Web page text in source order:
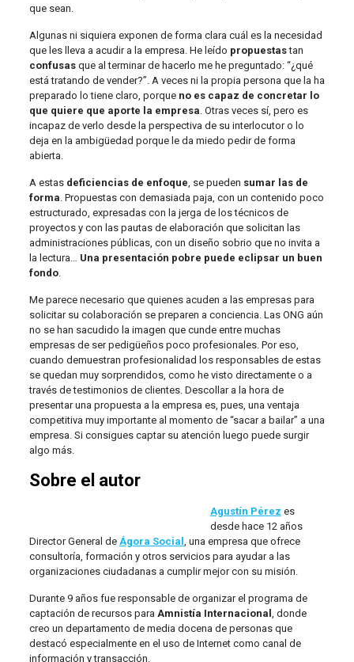
que sean.
Algunas ni siquiera exponen de forma clara cuál es la necesidad
que les lleva a acudir a la empresa. He leído propuestastan
confusasque al terminar de hacerlo me he preguntado: “¿qué
está tratando de vender?”. A veces ni la propia persona que la ha
preparado lo tiene claro, porque no es capaz de concretar lo
que quiere que aporte la empresa. Otras veces sí, pero es
incapaz de verlo desde la perspectiva de su interlocutor o lo
deja en la ambigüedad porque le da miedo pedir de forma
abierta.
A estas deficiencias de enfoque, se pueden sumar las de
forma. Propuestas con demasiada paja, con un contenido poco
estructurado, expresadas con la jerga de los técnicos de
proyectos y con las pautas de elaboración que solicitan las
administraciones públicas, con un diseño sobrio que no invita a
la lectura… Una presentación pobre puede eclipsar un buen
fondo.
Me parece necesario que quienes acuden a las empresas para
solicitar su colaboración se preparen a conciencia. Las ONG aún
no se han sacudido la imagen que cunde entre muchas
empresas de ser pedigüeños poco profesionales. Por eso,
cuando demuestran profesionalidad los responsables de estas
se quedan muy sorprendidos, como he visto directamente o a
través de testimonios de clientes. Descollar a la hora de
presentar una propuesta a la empresa es, pues, una ventaja
competitiva muy importante al momento de “sacar a bailar” a una
empresa. Si consigues captar su atención luego puede surgir
algo más.
Sobre el autor
Agustín Pérez es
desde hace 12 años
Director General de Ágora Social , una empresa que ofrece
consultoría, formación y otros servicios para ayudar a las
organizaciones ciudadanas a cumplir mejor con su misión.
Durante 9 años fue responsable de organizar el programa de
captación de recursos para Amnistía Internacional , donde
creo un departamento de media docena de personas que
destacó especialmente en el uso de Internet como canal de
información y transacción.